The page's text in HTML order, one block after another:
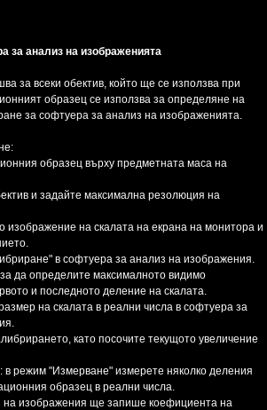
за анализ на изображенията
за всеки обектив, който ще се използва при
образец се използва за определяне на
за софтуера за анализ на изображенията.
образец върху предметната маса на
и задайте максимална резолюция на
изображение на скалата на екрана на монитора и
в софтуера за анализ на изображения.
да определите максималното видимо
и последното деление на скалата.
на скалата в реални числа в софтуера за
като посочите текущото увеличение
в режим "Измерване" измерете няколко деления
образец в реални числа.
изображения ще запише коефициента на